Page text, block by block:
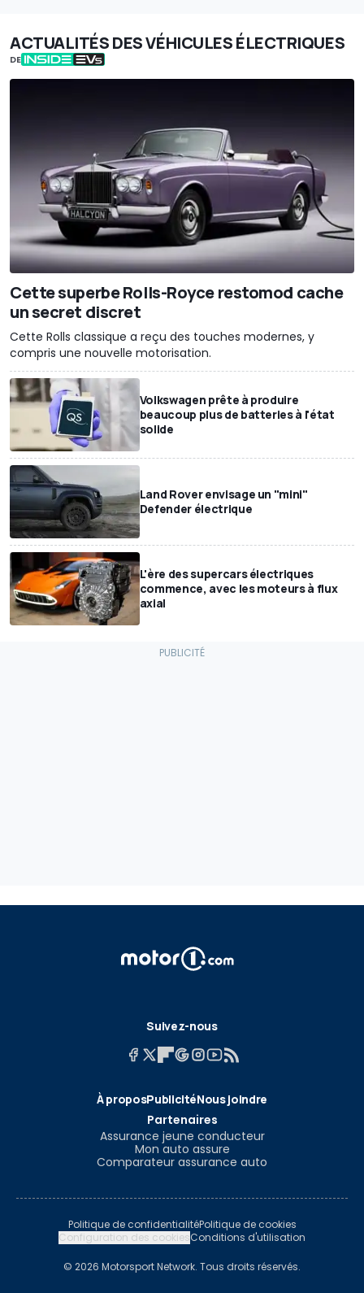
ACTUALITÉS DES VÉHICULES ÉLECTRIQUES
DE
Cette superbe Rolls-Royce restomod cache
un secret discret
Cette Rolls classique a reçu des touches modernes, y
compris une nouvelle motorisation.
Volkswagen prête à produire
beaucoup plus de batteries à l'état
solide
Land Rover envisage un "mini"
Defender électrique
L'ère des supercars électriques
commence, avec les moteurs à flux
axial
Suivez-nous
À proposPublicitéNous joindre
Partenaires
Assurance jeune conducteur
Mon auto assure
Comparateur assurance auto
Politique de confidentialitéPolitique de cookies
Configuration des cookiesConditions d'utilisation
© 2026 Motorsport Network. Tous droits réservés.